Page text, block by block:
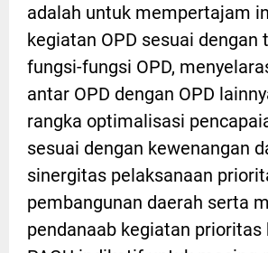
adalah untuk mempertajam
kegiatan OPD sesuai dengan
fungsi-fungsi OPD,
antar OPD dengan OPD
rangka optimalisasi
sesuai dengan kewenangan
sinergitas pelaksanaan
pembangunan daerah serta
pendanaab kegiatan prioritas